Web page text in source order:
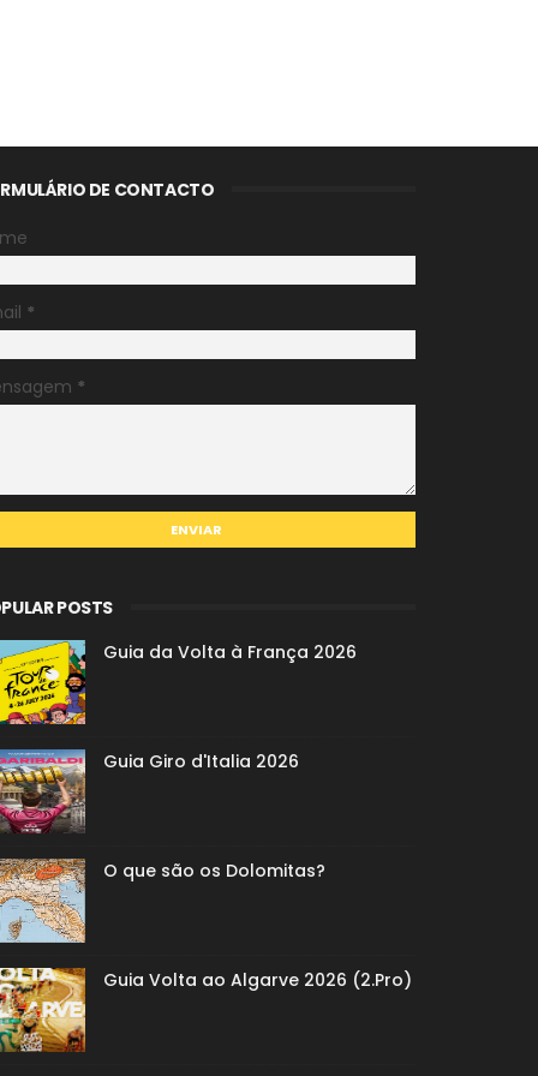
DE CONTACTO
*
*
POSTS
Guia da Volta à França 2026
Guia Giro d'Italia 2026
O que são os Dolomitas?
Guia Volta ao Algarve 2026 (2.Pro)